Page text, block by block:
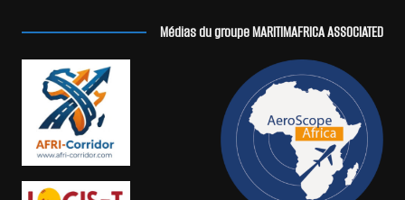
Médias du groupe MARITIMAFRICA ASSOCIATED